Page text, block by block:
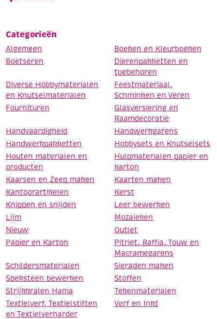
Categorieën
Algemeen
Boeken en Kleurboeken
Boetseren
Dierenpakketten en
toebehoren
Diverse Hobbymaterialen
en Knutselmaterialen
Feestmateriaal,
Schminken en Veren
Fournituren
Glasversiering en
Raamdecoratie
Handvaardigheid
Handwerkgarens
Handwerkpakketten
Hobbysets en Knutselsets
Houten materialen en
producten
Hulpmaterialen papier en
karton
Kaarsen en Zeep maken
Kaarten maken
Kantoorartikelen
Kerst
Knippen en snijden
Leer bewerken
Lijm
Mozaieken
Nieuw
Outlet
Papier en Karton
Pitriet, Raffia, Touw en
Macramegarens
Schildersmaterialen
Sieraden maken
Speksteen bewerken
Stoffen
Strijkkralen Hama
Tekenmaterialen
Textielverf, Textielstiften
en Textielverharder
Verf en Inkt